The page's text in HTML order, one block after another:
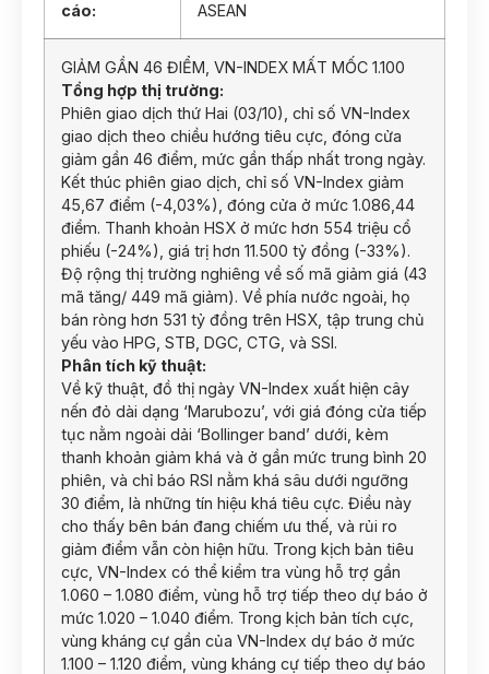
cáo:
ASEAN
GIẢM GẦN 46 ĐIỂM, VN-INDEX MẤT MỐC 1.100
Tổng hợp thị trường:
Phiên giao dịch thứ Hai (03/10), chỉ số VN-Index
giao dịch theo chiều hướng tiêu cực, đóng cửa
giảm gần 46 điểm, mức gần thấp nhất trong ngày.
Kết thúc phiên giao dịch, chỉ số VN-Index giảm
45,67 điểm (-4,03%), đóng cửa ở mức 1.086,44
điểm. Thanh khoản HSX ở mức hơn 554 triệu cổ
phiếu (-24%), giá trị hơn 11.500 tỷ đồng (-33%).
Độ rộng thị trường nghiêng về số mã giảm giá (43
mã tăng/ 449 mã giảm). Về phía nước ngoài, họ
bán ròng hơn 531 tỷ đồng trên HSX, tập trung chủ
yếu vào HPG, STB, DGC, CTG, và SSI.
Phân tích kỹ thuật:
Về kỹ thuật, đồ thị ngày VN-Index xuất hiện cây
nến đỏ dài dạng ‘Marubozu’, với giá đóng cửa tiếp
tục nằm ngoài dải ‘Bollinger band’ dưới, kèm
thanh khoản giảm khá và ở gần mức trung bình 20
phiên, và chỉ báo RSI nằm khá sâu dưới ngưỡng
30 điểm, là những tín hiệu khá tiêu cực. Điều này
cho thấy bên bán đang chiếm ưu thế, và rủi ro
giảm điểm vẫn còn hiện hữu. Trong kịch bản tiêu
cực, VN-Index có thể kiểm tra vùng hỗ trợ gần
1.060 – 1.080 điểm, vùng hỗ trợ tiếp theo dự báo ở
mức 1.020 – 1.040 điểm. Trong kịch bản tích cực,
vùng kháng cự gần của VN-Index dự báo ở mức
1.100 – 1.120 điểm, vùng kháng cự tiếp theo dự báo